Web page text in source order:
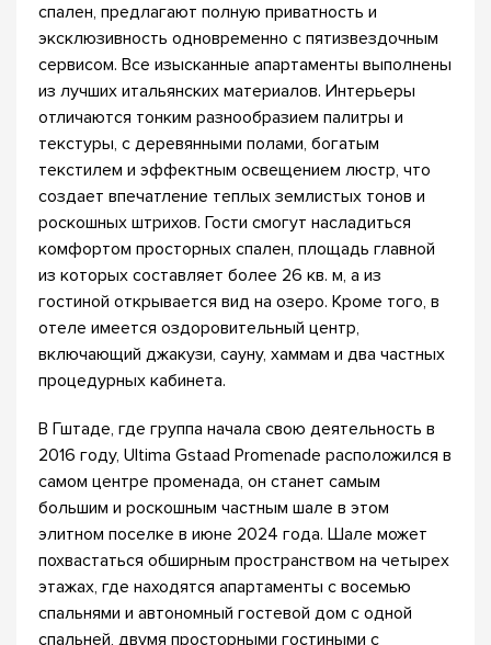
спален, предлагают полную приватность и
эксклюзивность одновременно с пятизвездочным
сервисом. Все изысканные апартаменты выполнены
из лучших итальянских материалов. Интерьеры
отличаются тонким разнообразием палитры и
текстуры, с деревянными полами, богатым
текстилем и эффектным освещением люстр, что
создает впечатление теплых землистых тонов и
роскошных штрихов. Гости смогут насладиться
комфортом просторных спален, площадь главной
из которых составляет более 26 кв. м, а из
гостиной открывается вид на озеро. Кроме того, в
отеле имеется оздоровительный центр,
включающий джакузи, сауну, хаммам и два частных
процедурных кабинета.
В Гштаде, где группа начала свою деятельность в
2016 году, Ultima Gstaad Promenade расположился в
самом центре променада, он станет самым
большим и роскошным частным шале в этом
элитном поселке в июне 2024 года. Шале может
похвастаться обширным пространством на четырех
этажах, где находятся апартаменты с восемью
спальнями и автономный гостевой дом с одной
спальней, двумя просторными гостиными с